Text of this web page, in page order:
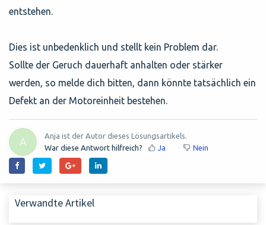
entstehen.
Dies ist unbedenklich und stellt kein Problem dar.
Sollte der Geruch dauerhaft anhalten oder stärker
werden, so melde dich bitten, dann könnte tatsächlich ein
Defekt an der Motoreinheit bestehen.
A
Anja ist der Autor dieses Lösungsartikels.
War diese Antwort hilfreich?
Ja Nein
Verwandte Artikel